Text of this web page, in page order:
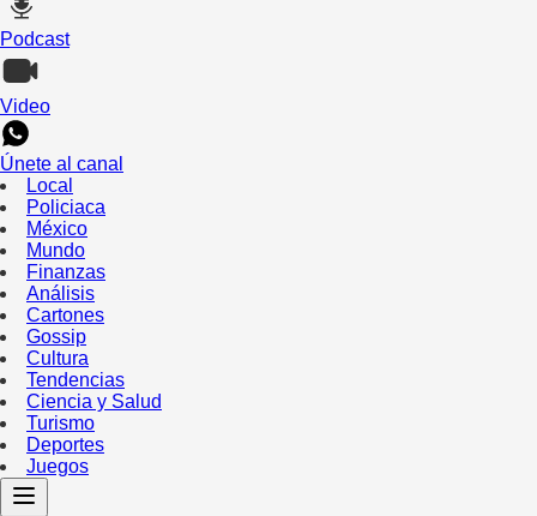
Podcast
Video
Únete al canal
Local
Policiaca
México
Mundo
Finanzas
Análisis
Cartones
Gossip
Cultura
Tendencias
Ciencia y Salud
Turismo
Deportes
Juegos